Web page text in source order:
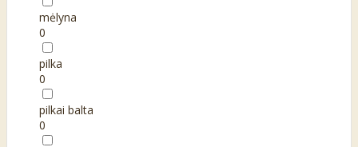
mėlyna
0
pilka
0
pilkai balta
0